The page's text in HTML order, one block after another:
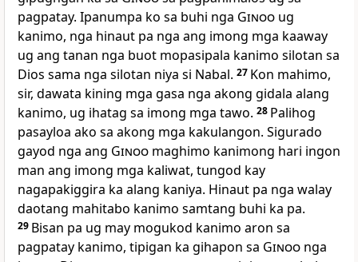
pagpatay. Ipanumpa ko sa buhi nga Ginoo ug
kanimo, nga hinaut pa nga ang imong mga kaaway
ug ang tanan nga buot mopasipala kanimo silotan sa
Dios sama nga silotan niya si Nabal. 27 Kon mahimo,
sir, dawata kining mga gasa nga akong gidala alang
kanimo, ug ihatag sa imong mga tawo. 28 Palihog
pasayloa ako sa akong mga kakulangon. Sigurado
gayod nga ang Ginoo maghimo kanimong hari ingon
man ang imong mga kaliwat, tungod kay
nagapakiggira ka alang kaniya. Hinaut pa nga walay
daotang mahitabo kanimo samtang buhi ka pa.
29 Bisan pa ug may mogukod kanimo aron sa
pagpatay kanimo, tipigan ka gihapon sa Ginoo nga